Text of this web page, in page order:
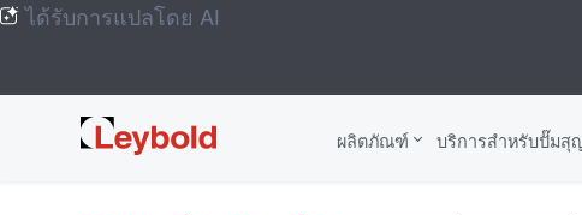
ได้รับการแปลโดย AI
Leybold
Global
ผลิตภัณฑ์ บริการสําหรับปั๊มสุ